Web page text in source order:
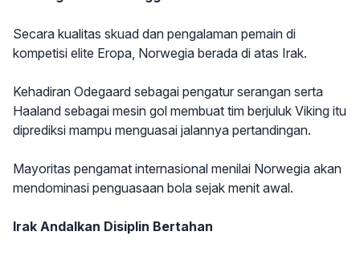
Secara kualitas skuad dan pengalaman pemain di
kompetisi elite Eropa, Norwegia berada di atas Irak.
Kehadiran Odegaard sebagai pengatur serangan serta
Haaland sebagai mesin gol membuat tim berjuluk Viking itu
diprediksi mampu menguasai jalannya pertandingan.
Mayoritas pengamat internasional menilai Norwegia akan
mendominasi penguasaan bola sejak menit awal.
Irak Andalkan Disiplin Bertahan